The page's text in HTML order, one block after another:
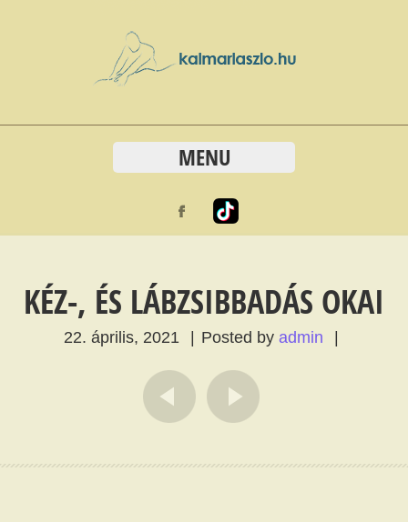
MENU
KÉZ-, ÉS LÁBZSIBBADÁS OKAI
22. április, 2021 Posted by admin